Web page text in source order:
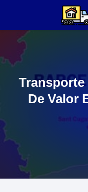
Transporte
De Valor